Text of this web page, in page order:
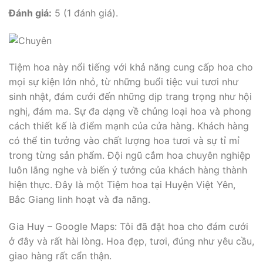
Đánh giá: 5 (1 đánh giá).
Tiệm hoa này nổi tiếng với khả năng cung cấp hoa cho
mọi sự kiện lớn nhỏ, từ những buổi tiệc vui tươi như
sinh nhật, đám cưới đến những dịp trang trọng như hội
nghị, đám ma. Sự đa dạng về chủng loại hoa và phong
cách thiết kế là điểm mạnh của cửa hàng. Khách hàng
có thể tin tưởng vào chất lượng hoa tươi và sự tỉ mỉ
trong từng sản phẩm. Đội ngũ cắm hoa chuyên nghiệp
luôn lắng nghe và biến ý tưởng của khách hàng thành
hiện thực. Đây là một Tiệm hoa tại Huyện Việt Yên,
Bắc Giang linh hoạt và đa năng.
Gia Huy – Google Maps: Tôi đã đặt hoa cho đám cưới
ở đây và rất hài lòng. Hoa đẹp, tươi, đúng như yêu cầu,
giao hàng rất cẩn thận.